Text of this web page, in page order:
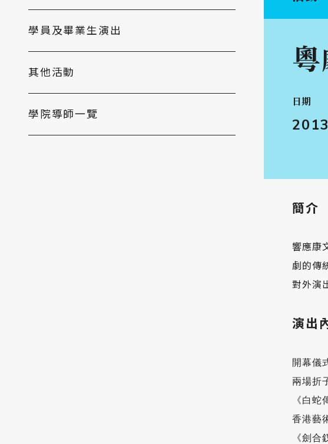
學員及畢業生演出
其他活動
學院導師一覽
日期
簡介
響應康
劇的傳
對外演
演出
開幕儀
兩場折
《白蛇
香港藝
《劍合